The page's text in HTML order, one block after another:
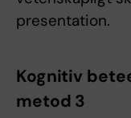
presentation.
Kognitiv
metod 3